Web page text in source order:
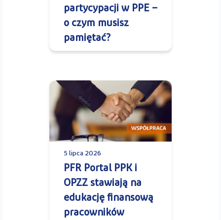
partycypacji w PPE –
o czym musisz
pamiętać?
5 lipca 2026
PFR Portal PPK i
OPZZ stawiają na
edukację finansową
pracowników